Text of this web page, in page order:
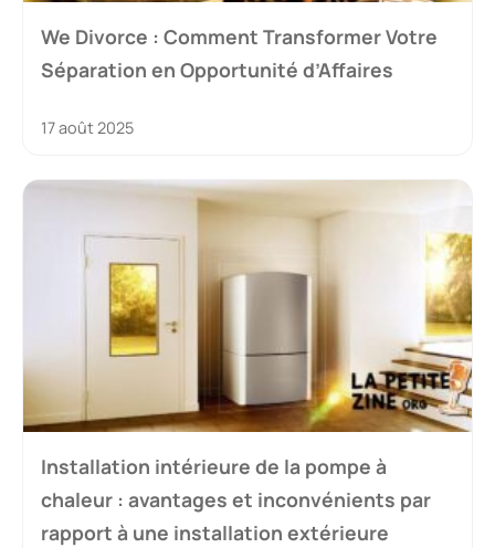
We Divorce : Comment Transformer Votre
Séparation en Opportunité d’Affaires
17 août 2025
Installation intérieure de la pompe à
chaleur : avantages et inconvénients par
rapport à une installation extérieure